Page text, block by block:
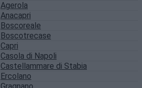
Agerola
Anacapri
Boscoreale
Boscotrecase
Capri
Casola di Napoli
Castellammare di Stabia
Ercolano